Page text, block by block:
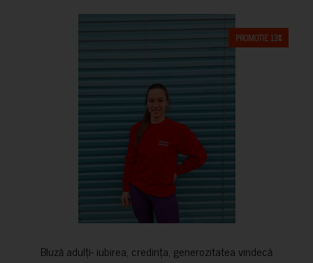
PROMOTIE 13%
Bluză adulți- iubirea, credința, generozitatea vindecă